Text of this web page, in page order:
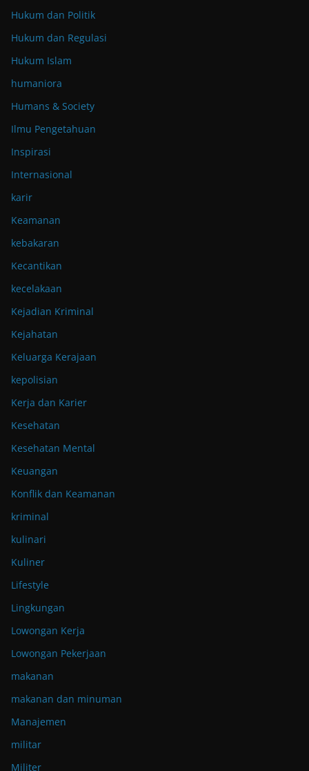
Hukum dan Politik
Hukum dan Regulasi
Hukum Islam
humaniora
Humans & Society
Ilmu Pengetahuan
Inspirasi
Internasional
karir
Keamanan
kebakaran
Kecantikan
kecelakaan
Kejadian Kriminal
Kejahatan
Keluarga Kerajaan
kepolisian
Kerja dan Karier
Kesehatan
Kesehatan Mental
Keuangan
Konflik dan Keamanan
kriminal
kulinari
Kuliner
Lifestyle
Lingkungan
Lowongan Kerja
Lowongan Pekerjaan
makanan
makanan dan minuman
Manajemen
militar
Militer